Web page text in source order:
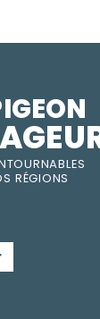
OURNABLES
RÉGIONS